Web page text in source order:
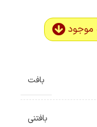
موجود
بافت
بافتنی